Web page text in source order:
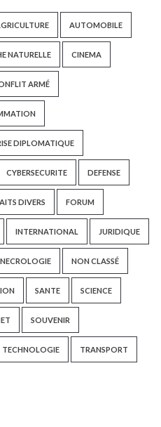
AUTOMOBILE
NATURELLE CINEMA
ARMÉ
DIPLOMATIQUE
CYBERSECURITE DEFENSE
DIVERS FORUM
INTERNATIONAL JURIDIQUE
NECROLOGIE NON CLASSÉ
SANTE SCIENCE
SOUVENIR
TECHNOLOGIE TRANSPORT